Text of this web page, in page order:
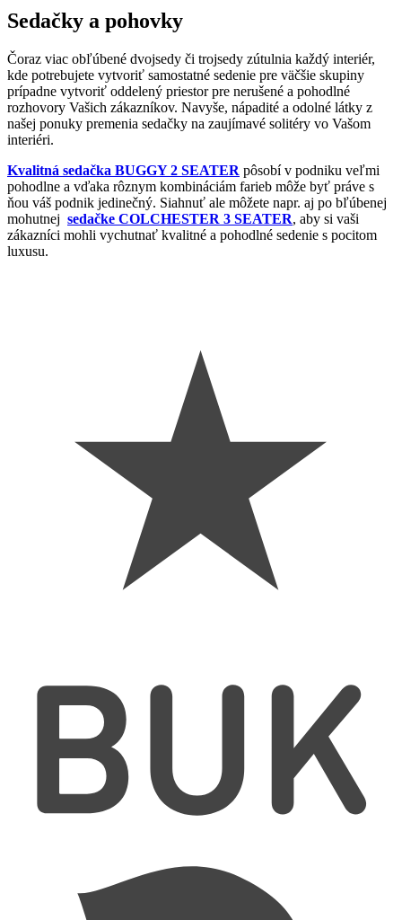
Sedačky a pohovky
Čoraz viac obľúbené dvojsedy či trojsedy zútulnia každý interiér,
kde potrebujete vytvoriť samostatné sedenie pre väčšie skupiny
prípadne vytvoriť oddelený priestor pre nerušené a pohodlné
rozhovory Vašich zákazníkov. Navyše, nápadité a odolné látky z
našej ponuky premenia sedačky na zaujímavé solitéry vo Vašom
interiéri.
Kvalitná sedačka BUGGY 2 SEATER pôsobí v podniku veľmi
pohodlne a vďaka rôznym kombináciám farieb môže byť práve s
ňou váš podnik jedinečný. Siahnuť ale môžete napr. aj po bľúbenej
mohutnej sedačke COLCHESTER 3 SEATER, aby si vaši
zákazníci mohli vychutnať kvalitné a pohodlné sedenie s pocitom
luxusu.